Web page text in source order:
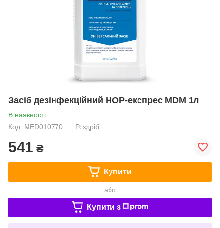
Засіб дезінфекційний НОР-експрес MDM 1л
В наявності
Код: MED010770
Роздріб
541 ₴
Купити
або
Купити з